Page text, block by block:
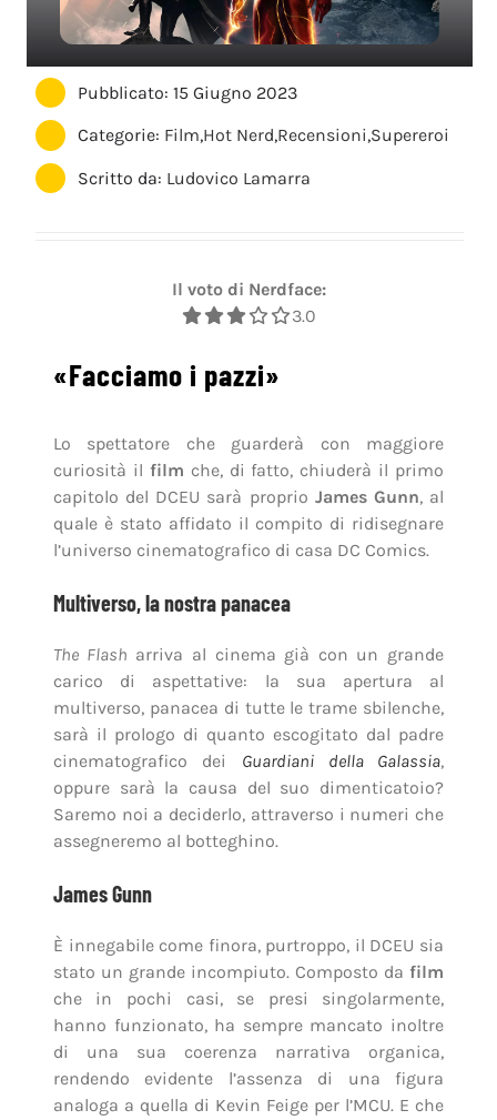
Pubblicato: 15 Giugno 2023
Categorie: Film,Hot Nerd,Recensioni,Supereroi
Scritto da: Ludovico Lamarra
Il voto di Nerdface:
3.0
«Facciamo i pazzi»
Lo spettatore che guarderà con maggiore
curiosità il film che, di fatto, chiuderà il primo
capitolo del DCEU sarà proprio James Gunn, al
quale è stato affidato il compito di ridisegnare
l’universo cinematografico di casa DC Comics.
Multiverso, la nostra panacea
The Flash arriva al cinema già con un grande
carico di aspettative: la sua apertura al
multiverso, panacea di tutte le trame sbilenche,
sarà il prologo di quanto escogitato dal padre
cinematografico dei Guardiani della Galassia,
oppure sarà la causa del suo dimenticatoio?
Saremo noi a deciderlo, attraverso i numeri che
assegneremo al botteghino.
James Gunn
È innegabile come finora, purtroppo, il DCEU sia
stato un grande incompiuto. Composto da film
che in pochi casi, se presi singolarmente,
hanno funzionato, ha sempre mancato inoltre
di una sua coerenza narrativa organica,
rendendo evidente l’assenza di una figura
analoga a quella di Kevin Feige per l’MCU. E che